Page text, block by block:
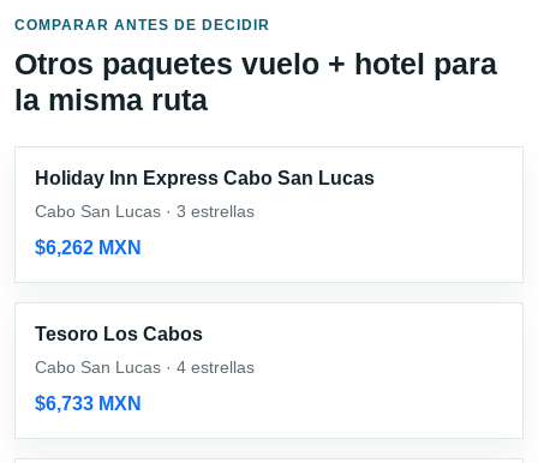
COMPARAR ANTES DE DECIDIR
Otros paquetes vuelo + hotel para
la misma ruta
Holiday Inn Express Cabo San Lucas
Cabo San Lucas · 3 estrellas
$6,262 MXN
Tesoro Los Cabos
Cabo San Lucas · 4 estrellas
$6,733 MXN